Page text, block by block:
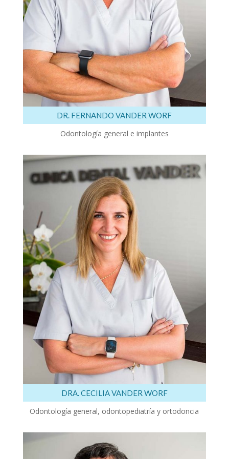
DR. FERNANDO VANDER WORF
Odontología general e implantes
DRA. CECILIA VANDER WORF
Odontología general, odontopediatría y ortodoncia